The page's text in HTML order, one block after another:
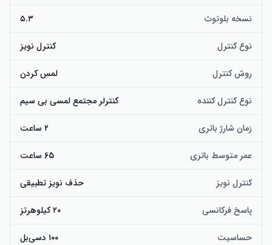
نسخه بلوتوث ۵.۳
نوع کنترل کنترل نویز
روش کنترل لمس کردن
نوع کنترل کننده کنترلر مجتمع لمسی بی سیم
زمان شارژ باتری ۲ ساعت
عمر متوسط باتری 65 ساعت
کنترل نویز حذف نویز تطبیقی
پاسخ فرکانسی ۲۰ کیلوهرتز
حساسیت ۱۰۰ دسی‌بل